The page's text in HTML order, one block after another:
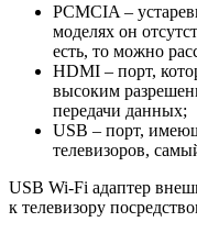
PCMCIA –
моделях он
есть, то можно
HDMI – порт,
высоким
передачи данных;
USB – порт,
телевизоров,
USB Wi-Fi адаптер
к телевизору